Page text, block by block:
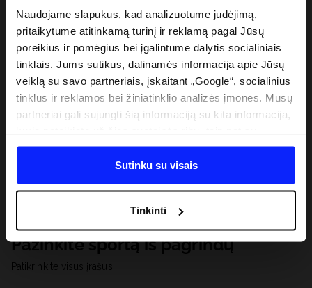
Naudojame slapukus, kad analizuotume judėjimą,
pritaikytume atitinkamą turinį ir reklamą pagal Jūsų
poreikius ir pomėgius bei įgalintume dalytis socialiniais
tinklais. Jums sutikus, dalinamės informacija apie Jūsų
veiklą su savo partneriais, įskaitant „Google“, socialinius
tinklus ir reklamos bei žiniatinklio analizės įmones. Mūsų
partneriai gali sujungti šią informaciją su kita informacija,
duomenimis, kuriuos jie gauna, kai naudojatės jų
paslaugomis. Gavus Jūsų leidimą, mes galime perduoti
Jūsų asmeninę informaciją savo partneriams, siekdami
analitinius tyrimus, pritaikyti turinį ir tobulinti mūsų
partnerių siūlomus sprendimus (pvz., socialinius tinklus).
Išsamią informaciją rasite mūsų Privatumo politikoje ir
skiltyje „Išsami informacija“.
Sutinku su visais
Tinkinti
Pažinkite sportą iš pagrindų
Patikrinkite visus įrašus